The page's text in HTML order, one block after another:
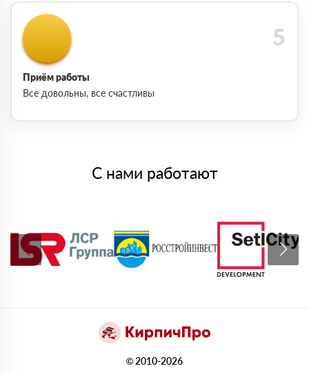
Приём работы
Все довольны, все счастливы
С нами работают
© 2010-2026